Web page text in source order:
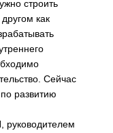
строить
как
Сейчас
развитию